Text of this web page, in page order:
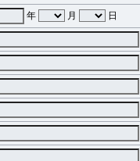
年 月 日